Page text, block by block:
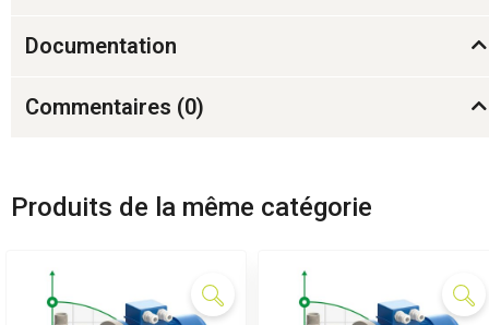
Documentation
Commentaires (0)
Produits de la même catégorie